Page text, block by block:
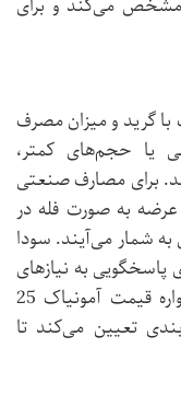
مشخص می‌کند و برای
متناسب با گرید و میزان مصرف
یا حجم‌های کمتر،
رایج هستند. برای مصارف صنعتی
و یا حتی عرضه به صورت فله در
شمار می‌آیند. سودا
به نیازهای
متنوع مشتریان خود ارائه می‌دهد و همواره قیمت آمونیاک 25
تعیین می‌کند تا